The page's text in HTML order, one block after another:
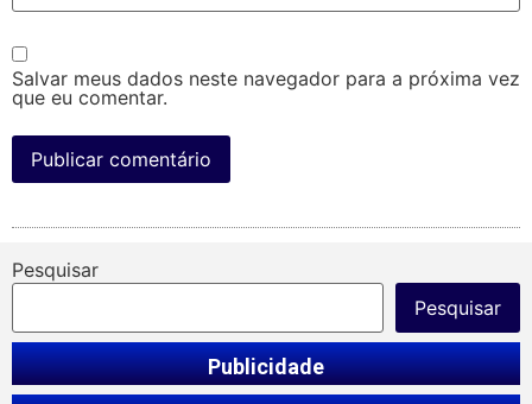
Salvar meus dados neste navegador para a próxima vez
que eu comentar.
Pesquisar
Pesquisar
Publicidade